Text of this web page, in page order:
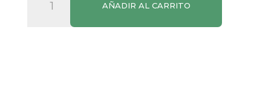
Kaffeesahne
AÑADIR AL CARRITO